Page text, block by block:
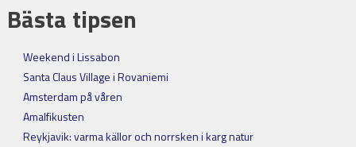
Bästa tipsen
Weekend i Lissabon
Santa Claus Village i Rovaniemi
Amsterdam på våren
Amalfikusten
Reykjavik: varma källor och norrsken i karg natur